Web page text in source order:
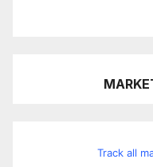
Track all